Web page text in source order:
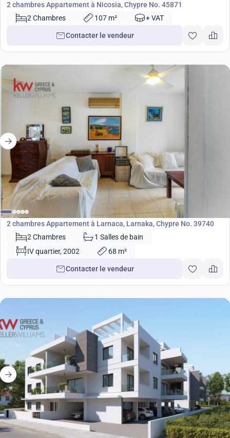
2 chambres Appartement à Nicosia, Chypre No. 45871
2 Chambres
107 m² + VAT
Contacter le vendeur
€200 000
Appartement
2 chambres Appartement à Larnaca, Larnaka, Chypre No. 39740
2 Chambres
1 Salles de bain
IV quartier, 2002
68 m²
Contacter le vendeur
€181 000